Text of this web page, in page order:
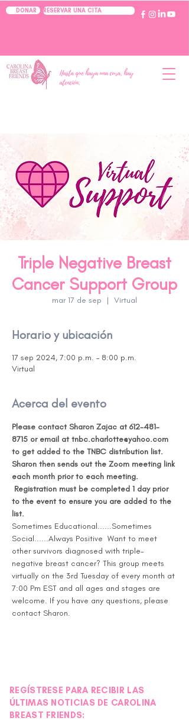
DONAR RESERVAR UNA CITA
Hasta que haya una cura, hay
atención.
Triple Negative Breast
Cancer Support Group
mar 17 de sep
  |
Virtual
Horario y ubicación
17 sep 2024, 7:00 p.m. – 8:00 p.m.
Virtual
Acerca del evento
Please contact Sharon Zajac at 612-481-
8715 or email at tnbc.charlotte@yahoo.com
to get added to the TNBC distribution list.
Sharon then sends out the Zoom meeting link
each month prior to each meeting.
Registration must be completed 1 day prior
to the event to ensure you are added to the
list.
Sometimes Educational......Sometimes
Social......Always Positive  Want to meet
other survivors diagnosed with triple-
negative breast cancer? This group meets
virtually on the 3rd Tuesday of every month at
7:00 Pm EST and all ages and stages are
welcome. If you have any questions, please
contact Sharon.
REGÍSTRESE PARA RECIBIR LAS
ÚLTIMAS NOTICIAS DE CAROLINA
BREAST FRIENDS: